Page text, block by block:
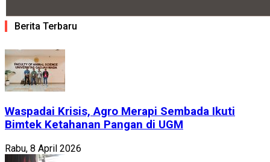
Berita Terbaru
Waspadai Krisis, Agro Merapi Sembada Ikuti
Bimtek Ketahanan Pangan di UGM
Rabu, 8 April 2026